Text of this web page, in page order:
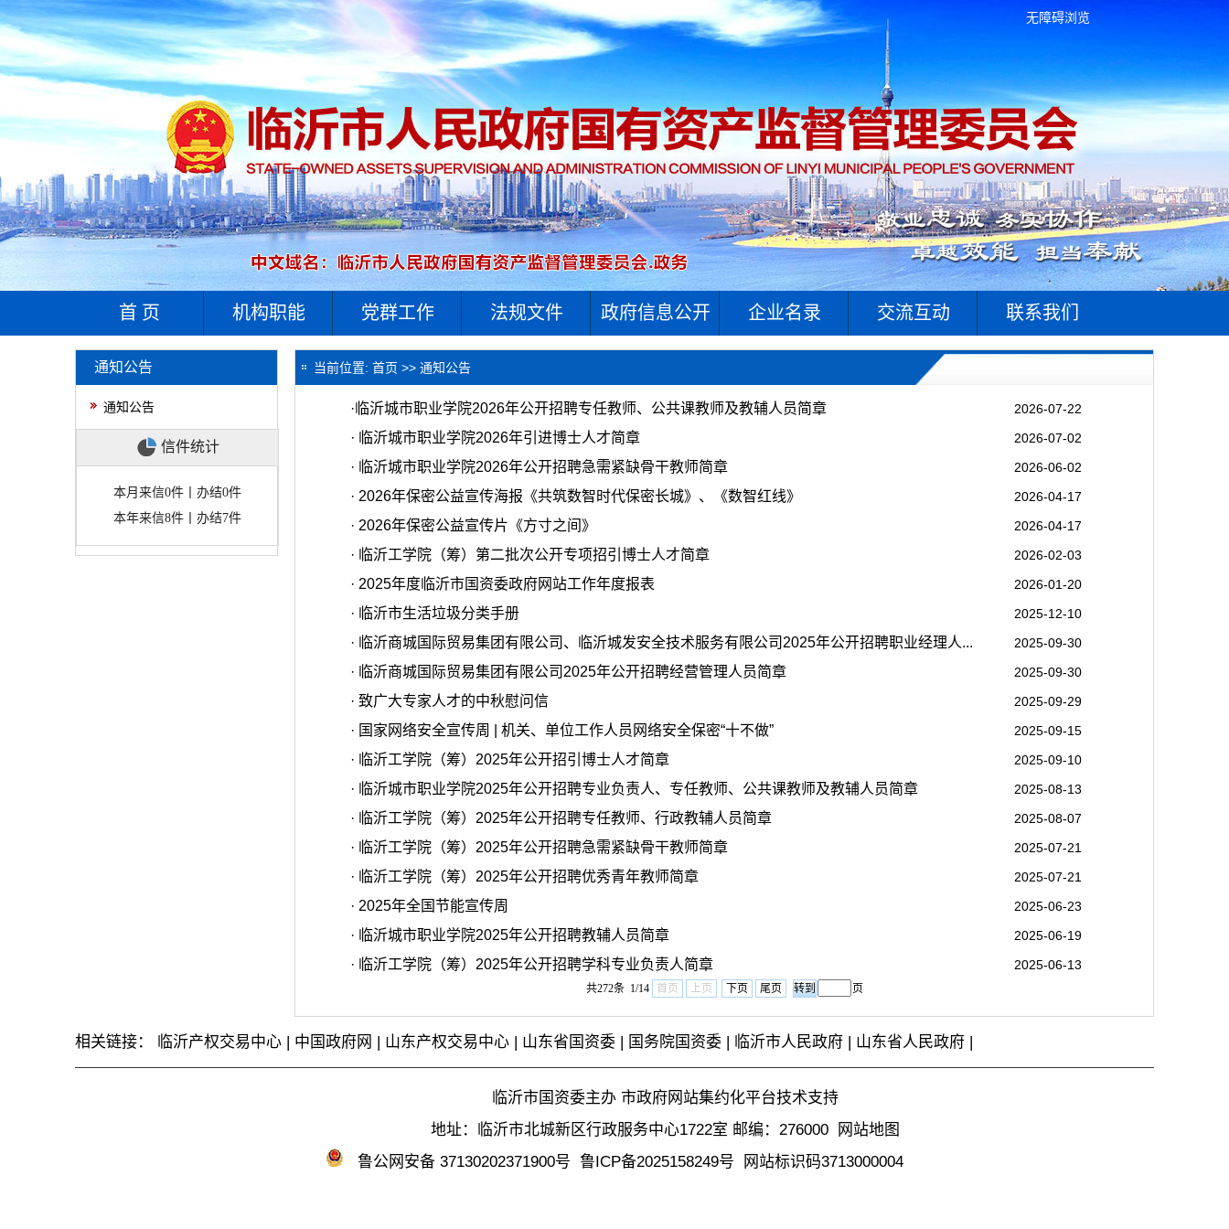
无障碍浏览
首 页 机构职能 党群工作 法规文件 政府信息公开 企业名录 交流互动 联系我们
通知公告
通知公告
信件统计
本月来信0件丨办结0件
本年来信8件丨办结7件
当前位置: 首页 >> 通知公告
· ​临沂城市职业学院2026年公开招聘专任教师、公共课教师及教辅人员简章 2026-07-22
· 临沂城市职业学院2026年引进博士人才简章 2026-07-02
· 临沂城市职业学院2026年公开招聘急需紧缺骨干教师简章 2026-06-02
· 2026年保密公益宣传海报《共筑数智时代保密长城》、《数智红线》 2026-04-17
· 2026年保密公益宣传片《方寸之间》 2026-04-17
· 临沂工学院（筹）第二批次公开专项招引博士人才简章 2026-02-03
· 2025年度临沂市国资委政府网站工作年度报表 2026-01-20
· 临沂市生活垃圾分类手册 2025-12-10
· 临沂商城国际贸易集团有限公司、临沂城发安全技术服务有限公司2025年公开招聘职业经理人... 2025-09-30
· 临沂商城国际贸易集团有限公司2025年公开招聘经营管理人员简章 2025-09-30
· 致广大专家人才的中秋慰问信 2025-09-29
· 国家网络安全宣传周 | 机关、单位工作人员网络安全保密“十不做” 2025-09-15
· 临沂工学院（筹）2025年公开招引博士人才简章 2025-09-10
· 临沂城市职业学院2025年公开招聘专业负责人、专任教师、公共课教师及教辅人员简章 2025-08-13
· 临沂工学院（筹）2025年公开招聘专任教师、行政教辅人员简章 2025-08-07
· 临沂工学院（筹）2025年公开招聘急需紧缺骨干教师简章 2025-07-21
· 临沂工学院（筹）2025年公开招聘优秀青年教师简章 2025-07-21
· 2025年全国节能宣传周 2025-06-23
· 临沂城市职业学院2025年公开招聘教辅人员简章 2025-06-19
· 临沂工学院（筹）2025年公开招聘学科专业负责人简章 2025-06-13
共272条 1/14 首页 上页 下页 尾页 页
相关链接： 临沂产权交易中心 | 中国政府网 | 山东产权交易中心 | 山东省国资委 | 国务院国资委 | 临沂市人民政府 | 山东省人民政府 |
临沂市国资委主办 市政府网站集约化平台技术支持
地址：临沂市北城新区行政服务中心1722室 邮编：276000
网站地图
鲁公网安备 37130202371900号 鲁ICP备2025158249号 网站标识码3713000004